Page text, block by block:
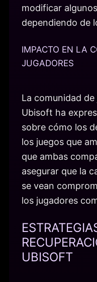
modificar
dependiendo de
IMPACTO EN LA
JUGADORES
La comunidad
Ubisoft ha
sobre cómo los
los juegos que
que ambas
asegurar que la
se vean
los jugadores
UBISOFT